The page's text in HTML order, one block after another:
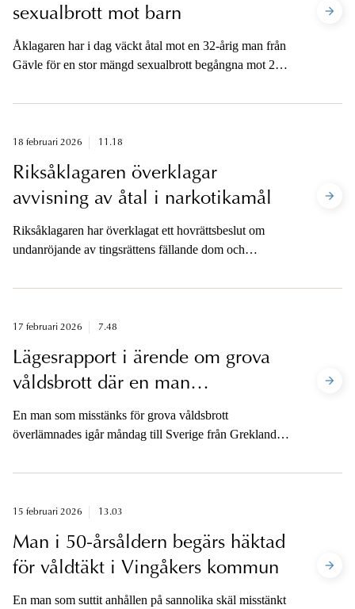
sexualbrott mot barn
Åklagaren har i dag väckt åtal mot en 32-årig man från
Gävle för en stor mängd sexualbrott begångna mot 27
gamla. Samtliga brott har begåtts på distans, och
Åklagaren är tillgänglig för media.
18 februari 2026 11.18
Riksåklagaren överklagar
avvisning av åtal i narkotikamål
Riksåklagaren har överklagat ett hovrättsbeslut om
undanröjande av tingsrättens fällande dom och
hovrätten, att en tidigare lagföring för narkotikabruk
17 februari 2026 7.48
Lägesrapport i ärende om grova
våldsbrott där en man
överlämnats från Grekland
En man som misstänks för grova våldsbrott
överlämnades igår måndag till Sverige från Grekland.
anmält till Södertörns tingsrätt att han finns tillgänglig
15 februari 2026 13.03
Man i 50-årsåldern begärs häktad
för våldtäkt i Vingåkers kommun
En man som suttit anhållen på sannolika skäl misstänkt